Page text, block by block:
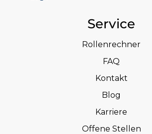
Service
Rollenrechner
FAQ
Kontakt
Blog
Karriere
Offene Stellen